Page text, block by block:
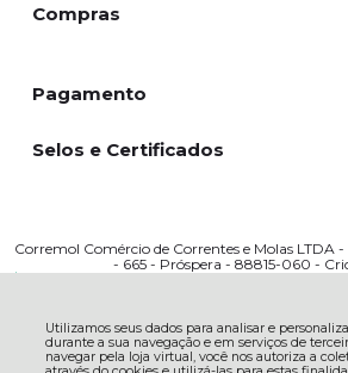
Utilizamos seus dados para analisar e
durante a sua navegação e em serviços de
navegar pela loja virtual, você nos autoriza a
Compras
Pagamento
Selos e Certificados
Corremol Comércio de Correntes e Molas LTDA
- 665 - Próspera - 88815-060 -
R$ 22,29